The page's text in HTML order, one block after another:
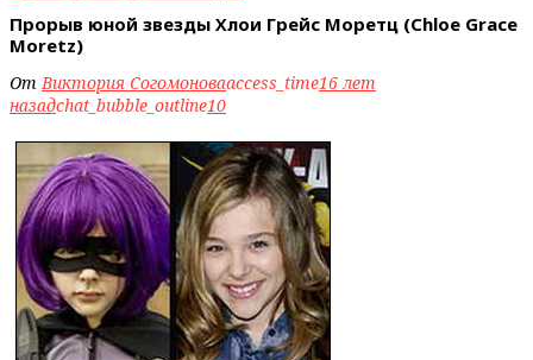
Прорыв юной звезды Хлои Грейс Моретц (Chloe Grace
Moretz)
ОтВиктория Согомоноваaccess_time16 лет
назадchat_bubble_outline10